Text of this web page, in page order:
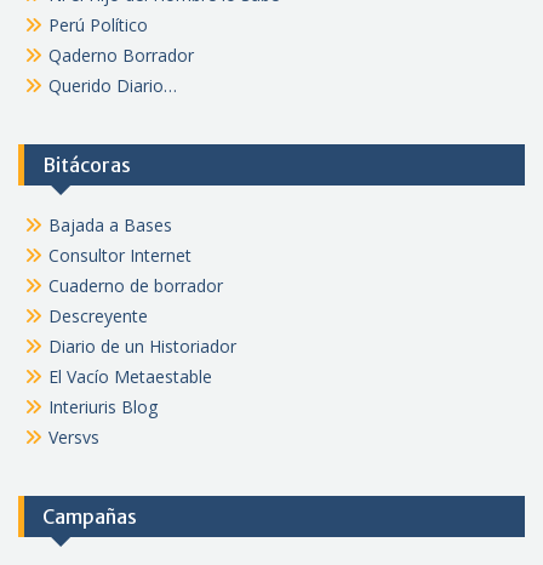
Perú Político
Qaderno Borrador
Querido Diario…
Bitácoras
Bajada a Bases
Consultor Internet
Cuaderno de borrador
Descreyente
Diario de un Historiador
El Vacío Metaestable
Interiuris Blog
Versvs
Campañas